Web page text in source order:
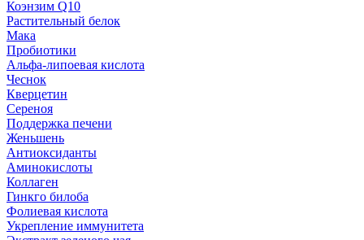
Коэнзим Q10
Растительный белок
Мака
Пробиотики
Альфа-липоевая кислота
Чеснок
Кверцетин
Сереноя
Поддержка печени
Женьшень
Антиоксиданты
Аминокислоты
Коллаген
Гинкго билоба
Фолиевая кислота
Укрепление иммунитета